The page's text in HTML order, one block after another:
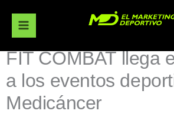
contenido
FIT COMBAT llega
a los eventos
Medicáncer